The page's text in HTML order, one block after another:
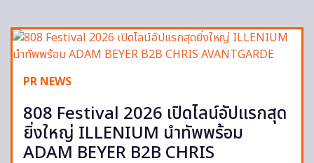
PR NEWS
808 Festival 2026 เปิดไลน์อัปแรกสุด
ยิ่งใหญ่ ILLENIUM นำทัพพร้อม
ADAM BEYER B2B CHRIS